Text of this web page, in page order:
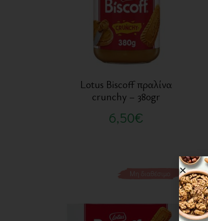
Lotus Biscoff πραλίνα
crunchy – 380gr
6,50€
Μη διαθέσιμο